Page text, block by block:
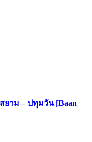
ยาม – ปทุมวัน [Baan